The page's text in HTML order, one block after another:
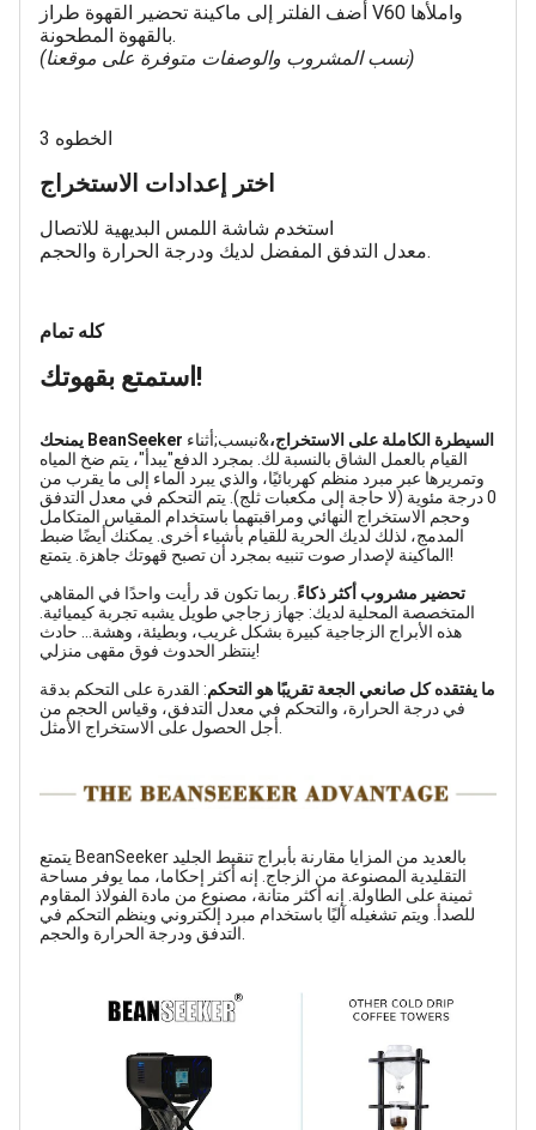
أضف الفلتر إلى ماكينة تحضير القهوة طراز V60 واملأها
بالقهوة المطحونة.
(نسب المشروب والوصفات متوفرة على موقعنا)
الخطوه 3
اختر إعدادات الاستخراج
استخدم شاشة اللمس البديهية للاتصال
معدل التدفق المفضل لديك ودرجة الحرارة والحجم.
كله تمام
استمتع بقهوتك!
يمنحك BeanSeeker السيطرة الكاملة على الاستخراج،&نبسب;أثناء
القيام بالعمل الشاق بالنسبة لك. بمجرد الدفع"يبدأ"، يتم ضخ المياه
وتمريرها عبر مبرد منظم كهربائيًا، والذي يبرد الماء إلى ما يقرب من
0 درجة مئوية (لا حاجة إلى مكعبات ثلج). يتم التحكم في معدل التدفق
وحجم الاستخراج النهائي ومراقبتهما باستخدام المقياس المتكامل
المدمج، لذلك لديك الحرية للقيام بأشياء أخرى. يمكنك أيضًا ضبط
الماكينة لإصدار صوت تنبيه بمجرد أن تصبح قهوتك جاهزة. يتمتع!
تحضير مشروب أكثر ذكاءً . ربما تكون قد رأيت واحدًا في المقاهي
المتخصصة المحلية لديك: جهاز زجاجي طويل يشبه تجربة كيميائية.
هذه الأبراج الزجاجية كبيرة بشكل غريب، وبطيئة، وهشة... حادث
ينتظر الحدوث فوق مقهى منزلي!
ما يفتقده كل صانعي الجعة تقريبًا هو التحكم: القدرة على التحكم بدقة
في درجة الحرارة، والتحكم في معدل التدفق، وقياس الحجم من
يتمتع BeanSeeker بالعديد من المزايا مقارنة بأبراج تنقيط الجليد
التقليدية المصنوعة من الزجاج. إنه أكثر إحكاما، مما يوفر مساحة
ثمينة على الطاولة. إنه أكثر متانة، مصنوع من مادة الفولاذ المقاوم
للصدأ. ويتم تشغيله آليًا باستخدام مبرد إلكتروني وينظم التحكم في